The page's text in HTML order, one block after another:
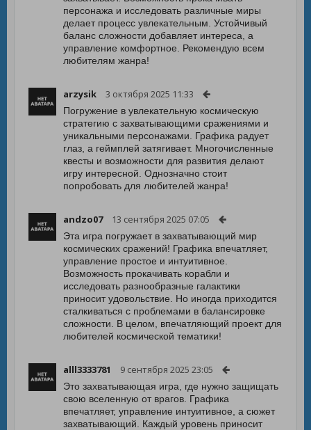
персонажа и исследовать различные миры
делает процесс увлекательным. Устойчивый
баланс сложности добавляет интереса, а
управление комфортное. Рекомендую всем
любителям жанра!
arzysik 3 октября 2025 11:33
Погружение в увлекательную космическую
стратегию с захватывающими сражениями и
уникальными персонажами. Графика радует
глаз, а геймплей затягивает. Многочисленные
квесты и возможности для развития делают
игру интересной. Однозначно стоит
попробовать для любителей жанра!
andzo07 13 сентября 2025 07:05
Эта игра погружает в захватывающий мир
космических сражений! Графика впечатляет,
управление простое и интуитивное.
Возможность прокачивать корабли и
исследовать разнообразные галактики
приносит удовольствие. Но иногда приходится
сталкиваться с проблемами в балансировке
сложности. В целом, впечатляющий проект для
любителей космической тематики!
alll3333781 9 сентября 2025 23:05
Это захватывающая игра, где нужно защищать
свою вселенную от врагов. Графика
впечатляет, управление интуитивное, а сюжет
захватывающий. Каждый уровень приносит